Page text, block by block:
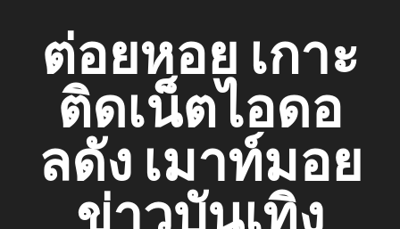
contentต่อยหอย เกาะ
ติดเน็ตไอดอ
ลดัง เมาท์มอย
ข่าวบันเทิง